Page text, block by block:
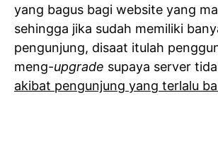
yang bagus bagi website yang
sehingga jika sudah memiliki
pengunjung, disaat itulah
meng-upgrade supaya server
akibat pengunjung yang terlalu